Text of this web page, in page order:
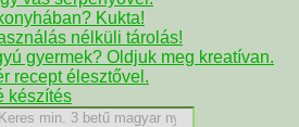
Kukta!
nélküli tárolás!
gyermek? Oldjuk meg kreatívan.
recept élesztővel.
készítés